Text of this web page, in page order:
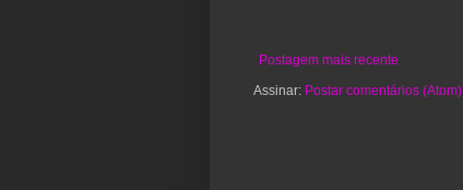
Postagem mais recente
Assinar: Postar comentários (Atom)